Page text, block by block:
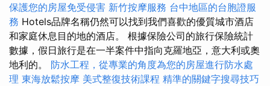
保護您的房屋免受侵害 新竹按摩服務 台中地區的台胞證服
務 Hotels品牌名稱仍然可以找到我們喜歡的優質城市酒店
和家庭休息目的地的酒店。 根據保險公司的旅行保險統計
數據，假日旅行是在一半案件中指向克羅地亞，意大利或奧
地利的。 防水工程，從專業的角度為您的房屋進行防水處
理 東海放鬆按摩 美式整復技術課程 精準的關鍵字搜尋技巧